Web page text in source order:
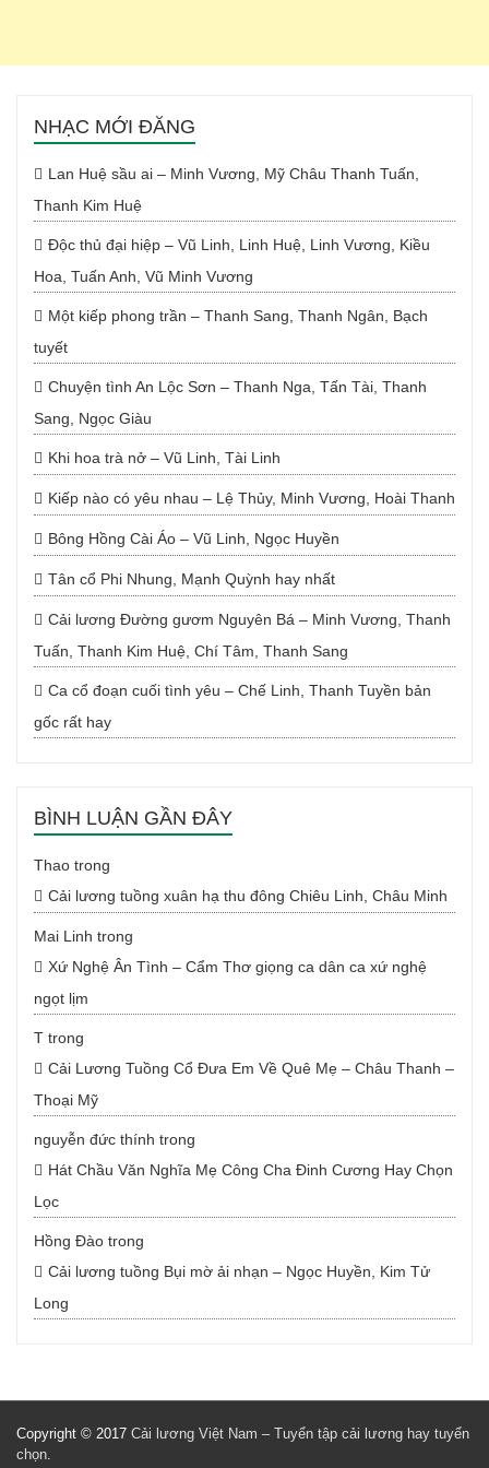
NHẠC MỚI ĐĂNG
Lan Huệ sầu ai – Minh Vương, Mỹ Châu Thanh Tuấn,
Thanh Kim Huệ
Độc thủ đại hiệp – Vũ Linh, Linh Huệ, Linh Vương, Kiều
Hoa, Tuấn Anh, Vũ Minh Vương
Một kiếp phong trần – Thanh Sang, Thanh Ngân, Bạch
tuyết
Chuyện tình An Lộc Sơn – Thanh Nga, Tấn Tài, Thanh
Sang, Ngọc Giàu
Khi hoa trà nở – Vũ Linh, Tài Linh
Kiếp nào có yêu nhau – Lệ Thủy, Minh Vương, Hoài Thanh
Bông Hồng Cài Áo – Vũ Linh, Ngọc Huyền
Tân cổ Phi Nhung, Mạnh Quỳnh hay nhất
Cải lương Đường gươm Nguyên Bá – Minh Vương, Thanh
Tuấn, Thanh Kim Huệ, Chí Tâm, Thanh Sang
Ca cổ đoạn cuối tình yêu – Chế Linh, Thanh Tuyền bản
gốc rất hay
BÌNH LUẬN GẦN ĐÂY
Thao trong
Cải lương tuồng xuân hạ thu đông Chiêu Linh, Châu Minh
Mai Linh trong
Xứ Nghệ Ân Tình – Cẩm Thơ giọng ca dân ca xứ nghệ
ngọt lịm
T trong
Cải Lương Tuồng Cổ Đưa Em Về Quê Mẹ – Châu Thanh –
Thoại Mỹ
nguyễn đức thính trong
Hát Chầu Văn Nghĩa Mẹ Công Cha Đinh Cương Hay Chọn
Lọc
Hồng Đào trong
Cải lương tuồng Bụi mờ ải nhạn – Ngọc Huyền, Kim Tử
Long
Copyright © 2017 Cải lương Việt Nam – Tuyển tập cải lương hay tuyển
chọn.